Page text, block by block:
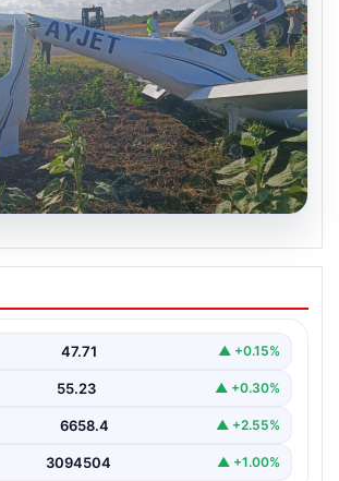
Sert İnişle Kaza Yaptı,
Yaralandı
eğitim uçuşu sırasında
kaza yaşandı.…
47.71 ▲ +0.15%
55.23 ▲ +0.30%
6658.4 ▲ +2.55%
3094504 ▲ +1.00%